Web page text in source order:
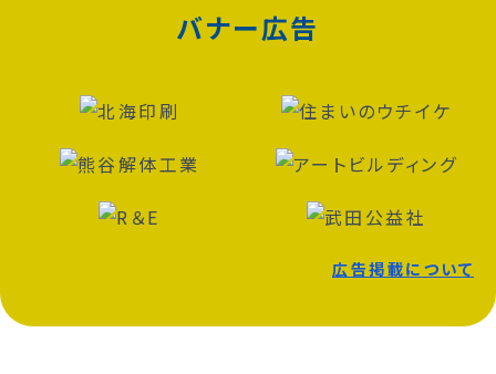
バナー広告
広告掲載について